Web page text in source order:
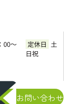
00～
定休日 土
日祝
お問い合わせ
いても解説